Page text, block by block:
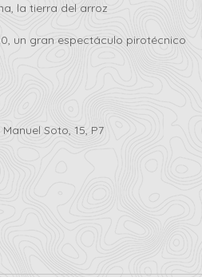
la tierra del arroz
un gran espectáculo pirotécnico
Soto, 15, P7